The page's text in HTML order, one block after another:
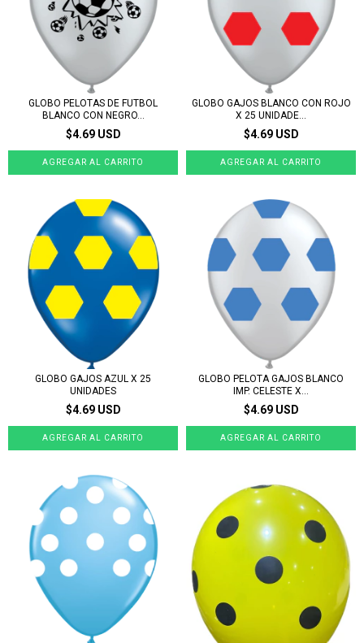
GLOBO PELOTAS DE FUTBOL
BLANCO CON NEGRO...
$4.69 USD
GLOBO GAJOS BLANCO CON ROJO
X 25 UNIDADE...
$4.69 USD
GLOBO GAJOS AZUL X 25
UNIDADES
$4.69 USD
GLOBO PELOTA GAJOS BLANCO
IMP. CELESTE X...
$4.69 USD